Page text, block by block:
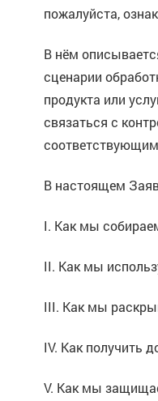
пожалуйста,
В нём
сценарии
продукта или
связаться с
В настоящем
I. Как мы
II. Как мы
III. Как мы
IV. Как получить
V. Как мы